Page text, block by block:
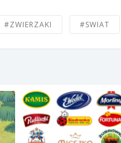
#ZWIERZAKI #SWIAT